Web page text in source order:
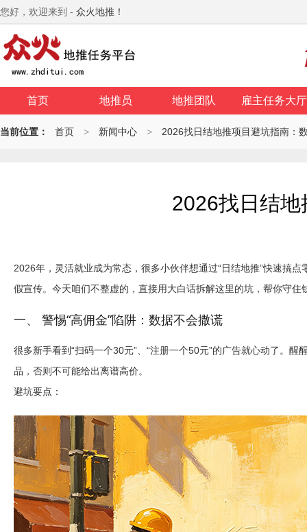
您好，欢迎来到 - 众火地推！
首页 地推员 地推团队 雇主任务大厅
当前位置： 首页 > 新闻中心 > 2026找日结地推项目避坑指南：
2026找日结
2026年，灵活就业成为常态，很多小伙伴想通过“日结地推”快速搞
假宣传。今天咱们不整虚的，直接用大白话拆解这里的坑，帮你守住
一、 警惕“高佣金”陷阱：数据不会撒谎
很多新手看到“扫码一个30元”、“注册一个50元”的广告就心动了。
品，否则不可能给出离谱高价。
避坑要点：